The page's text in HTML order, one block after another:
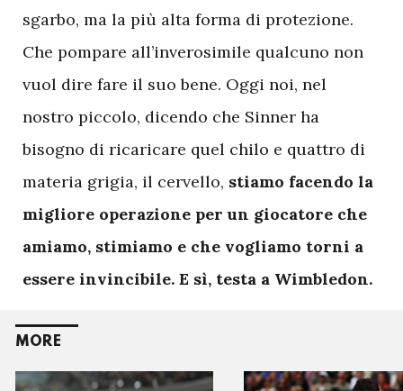
sgarbo, ma la più alta forma di protezione.
Che pompare all’inverosimile qualcuno non
vuol dire fare il suo bene. Oggi noi, nel
nostro piccolo, dicendo che Sinner ha
bisogno di ricaricare quel chilo e quattro di
materia grigia, il cervello, stiamo facendo la
migliore operazione per un giocatore che
amiamo, stimiamo e che vogliamo torni a
essere invincibile. E sì, testa a Wimbledon.
MORE